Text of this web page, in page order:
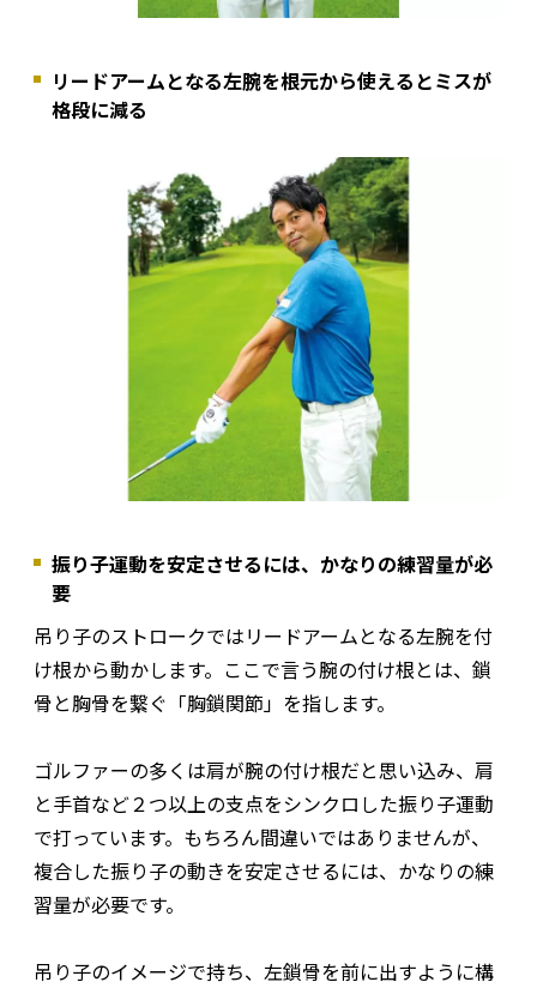
リードアームとなる左腕を根元から使えるとミスが
格段に減る
振り子運動を安定させるには、かなりの練習量が必
要
吊り子のストロークではリードアームとなる左腕を付
け根から動かします。ここで言う腕の付け根とは、鎖
骨と胸骨を繋ぐ「胸鎖関節」を指します。
ゴルファーの多くは肩が腕の付け根だと思い込み、肩
と手首など２つ以上の支点をシンクロした振り子運動
で打っています。もちろん間違いではありませんが、
複合した振り子の動きを安定させるには、かなりの練
習量が必要です。
吊り子のイメージで持ち、左鎖骨を前に出すように構